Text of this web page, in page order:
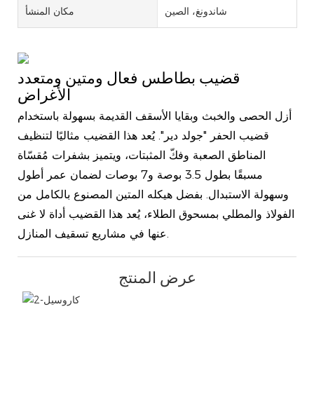
مكان المنشأ شاندونغ، الصين
قضيب بطاطس فعال ومتين ومتعدد
الأغراض
أزل الحصى والخبث وبقايا الأسقف القديمة بسهولة باستخدام
قضيب الحفر "جولد دير". يُعد هذا القضيب مثاليًا لتنظيف
المناطق الصعبة وفكّ المثبتات، ويتميز بشفرات مُقسّاة
مسبقًا بطول 3.5 بوصة و7 بوصات لضمان عمر أطول
وسهولة الاستبدال. بفضل هيكله المتين المصنوع بالكامل من
الفولاذ والمطلي بمسحوق الطلاء، يُعد هذا القضيب أداة لا غنى
عنها في مشاريع تسقيف المنازل.
عرض المنتج